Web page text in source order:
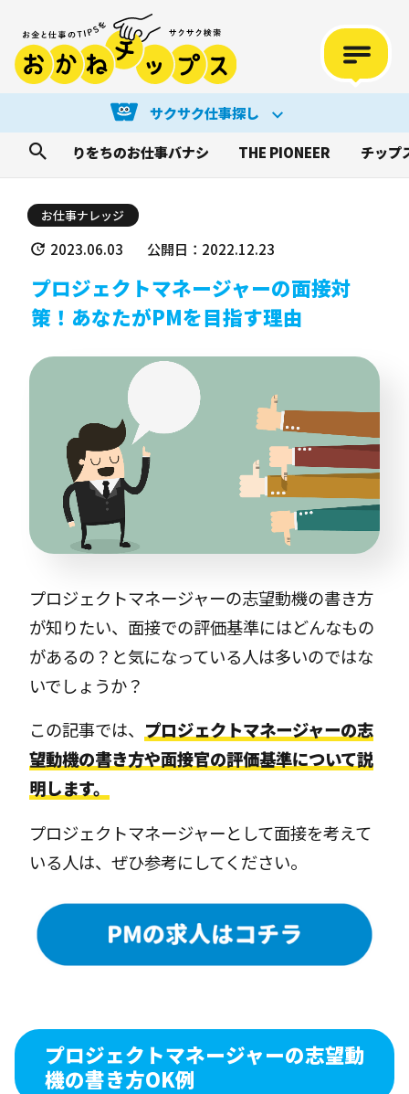
サクサク仕事探し
りをちのお仕事バナシ
THE PIONEER チップ
お仕事ナレッジ
2023.06.03 公開日：2022.12.23
プロジェクトマネージャーの面接対
策！あなたがPMを目指す理由
プロジェクトマネージャーの志望動機の書き方
が知りたい、面接での評価基準にはどんなもの
があるの？と気になっている人は多いのではな
いでしょうか？
この記事では、 プロジェクトマネージャーの志
望動機の書き方や面接官の評価基準について説
明します。
プロジェクトマネージャーとして面接を考えて
いる人は、ぜひ参考にしてください。
プロジェクトマネージャーの志望動
機の書き方OK例